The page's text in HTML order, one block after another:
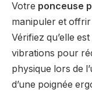
Votre ponceuse
manipuler et
Vérifiez qu’elle
vibrations pour
physique lors de
d’une poignée